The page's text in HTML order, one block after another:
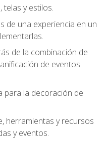
telas y estilos.
de una experiencia en un
de la combinación de
de eventos
para la decoración de
herramientas y recursos
y eventos.